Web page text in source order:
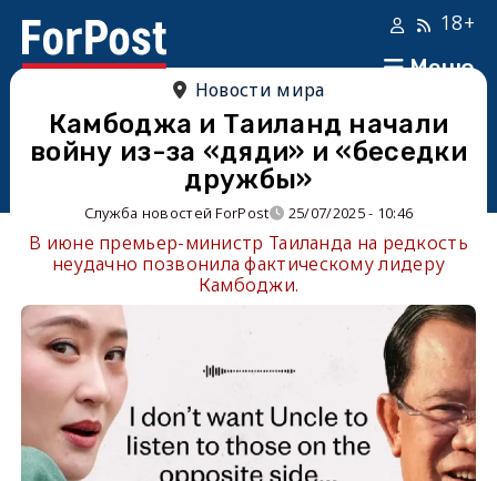
Меню
18+
Новости мира
Камбоджа и Таиланд начали
войну из-за «дяди» и «беседки
дружбы»
Служба новостей ForPost 25/07/2025 - 10:46
В июне премьер-министр Таиланда на редкость
неудачно позвонила фактическому лидеру
Камбоджи.